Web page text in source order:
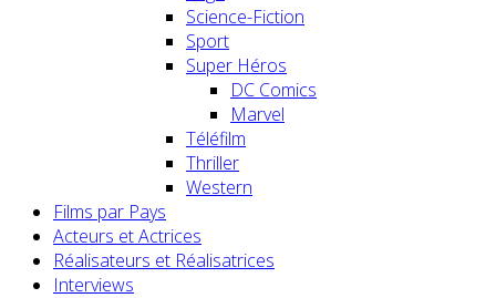
Science-Fiction
Sport
Super Héros
DC Comics
Marvel
Téléfilm
Thriller
Western
Films par Pays
Acteurs et Actrices
Réalisateurs et Réalisatrices
Interviews